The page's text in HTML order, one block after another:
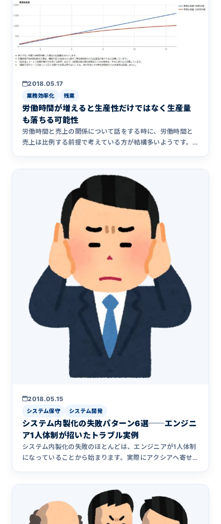
2018.05.17
業務効率化 残業
労働時間が増えると生産性だけではなく生産量
も落ちる可能性
労働時間と売上の関係について話をする時に、労働時間と
売上は比例する前提で考えている方が結構多いようです。
2018.05.15
システム保守 システム開発
システム内製化の失敗パターン6選──エンジニ
ア1人体制が招いたトラブル実例
システム内製化の失敗のほとんどは、エンジニアが1人体制
になっていることから始まります。実際にアクシアへ寄せ